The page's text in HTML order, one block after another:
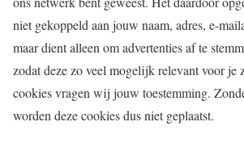
niet gekoppeld aan jouw naam, adres, e-
maar dient alleen om advertenties af te
zodat deze zo veel mogelijk relevant voor je
cookies vragen wij jouw toestemming.
worden deze cookies dus